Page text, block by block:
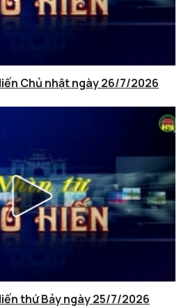
Chủ nhật ngày 26/7/2026
thứ Bảy ngày 25/7/2026